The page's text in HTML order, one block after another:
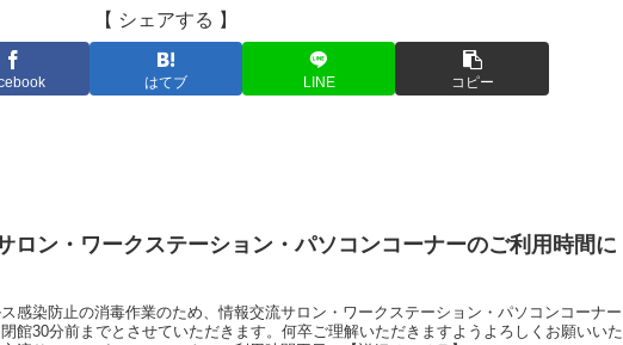
【 シェアする 】
はてブ LINE コピー
ロン・ワークステーション・パソコンコーナーのご利用時間に
感染防止の消毒作業のため、情報交流サロン・ワークステーション・パソコンコーナー
館30分前までとさせていただきます。何卒ご理解いただきますようよろしくお願いいた